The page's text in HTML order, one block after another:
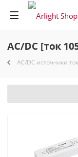
AC/DC [ток
AC/DC источники